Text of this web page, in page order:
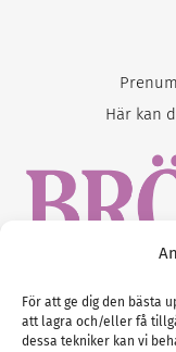
För att ge dig den bästa
att lagra och/eller få
dessa tekniker kan vi
Här kan
Gustaf